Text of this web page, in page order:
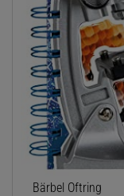
Bärbel Oftring